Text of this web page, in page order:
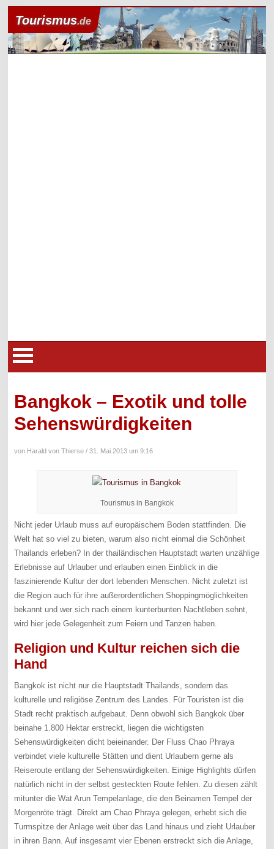
Tourismus.de
Bangkok – Exotik und tolle
Sehenswürdigkeiten
von Harald von Thierse /31. Mai 2013 um 9:16
Tourismus in Bangkok
Nicht jeder Urlaub muss auf europäischem Boden stattfinden. Die
Welt hat so viel zu bieten, warum also nicht einmal die Schönheit
Thailands erleben? In der thailändischen Hauptstadt warten unzählige
Erlebnisse auf Urlauber und erlauben einen Einblick in die
faszinierende Kultur der dort lebenden Menschen. Nicht zuletzt ist
die Region auch für ihre außerordentlichen Shoppingmöglichkeiten
bekannt und wer sich nach einem kunterbunten Nachtleben sehnt,
wird hier jede Gelegenheit zum Feiern und Tanzen haben.
Religion und Kultur reichen sich die
Hand
Bangkok ist nicht nur die Hauptstadt Thailands, sondern das
kulturelle und religiöse Zentrum des Landes. Für Touristen ist die
Stadt recht praktisch aufgebaut. Denn obwohl sich Bangkok über
beinahe 1.800 Hektar erstreckt, liegen die wichtigsten
Sehenswürdigkeiten dicht beieinander. Der Fluss Chao Phraya
verbindet viele kulturelle Stätten und dient Urlaubern gerne als
Reiseroute entlang der Sehenswürdigkeiten. Einige Highlights dürfen
natürlich nicht in der selbst gesteckten Route fehlen. Zu diesen zählt
mitunter die Wat Arun Tempelanlage, die den Beinamen Tempel der
Morgenröte trägt. Direkt am Chao Phraya gelegen, erhebt sich die
Turmspitze der Anlage weit über das Land hinaus und zieht Urlauber
in ihren Bann. Auf insgesamt vier Ebenen erstreckt sich die Anlage,